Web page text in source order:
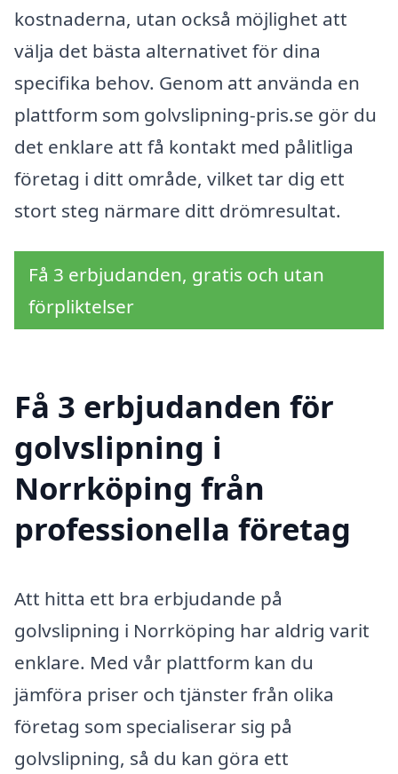
kostnaderna, utan också möjlighet att
välja det bästa alternativet för dina
specifika behov. Genom att använda en
plattform som golvslipning-pris.se gör du
det enklare att få kontakt med pålitliga
företag i ditt område, vilket tar dig ett
stort steg närmare ditt drömresultat.
Få 3 erbjudanden, gratis och utan
förpliktelser
Få 3 erbjudanden för
golvslipning i
Norrköping från
professionella företag
Att hitta ett bra erbjudande på
golvslipning i Norrköping har aldrig varit
enklare. Med vår plattform kan du
jämföra priser och tjänster från olika
företag som specialiserar sig på
golvslipning, så du kan göra ett